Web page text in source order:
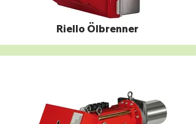
Riello Ölbrenner